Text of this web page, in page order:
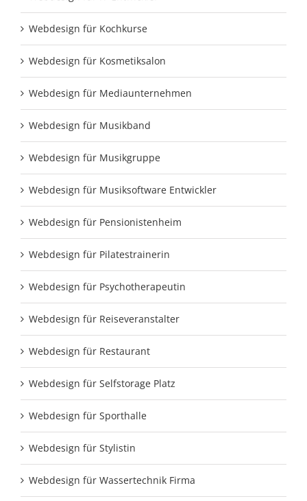
Webdesign für Kochkurse
Webdesign für Kosmetiksalon
Webdesign für Mediaunternehmen
Webdesign für Musikband
Webdesign für Musikgruppe
Webdesign für Musiksoftware Entwickler
Webdesign für Pensionistenheim
Webdesign für Pilatestrainerin
Webdesign für Psychotherapeutin
Webdesign für Reiseveranstalter
Webdesign für Restaurant
Webdesign für Selfstorage Platz
Webdesign für Sporthalle
Webdesign für Stylistin
Webdesign für Wassertechnik Firma